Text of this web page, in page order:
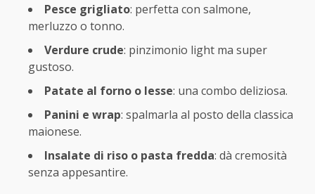
Pesce grigliato: perfetta con salmone,
merluzzo o tonno.
Verdure crude: pinzimonio light ma super
gustoso.
Patate al forno o lesse: una combo deliziosa.
Panini e wrap: spalmarla al posto della classica
maionese.
Insalate di riso o pasta fredda: dà cremosità
senza appesantire.